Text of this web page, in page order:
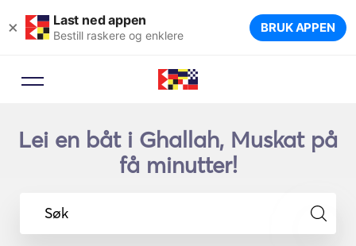
× Last ned appen
Bestill raskere og enklere BRUK APPEN
Lei en båt i Ghallah, Muskat på
få minutter!
Søk